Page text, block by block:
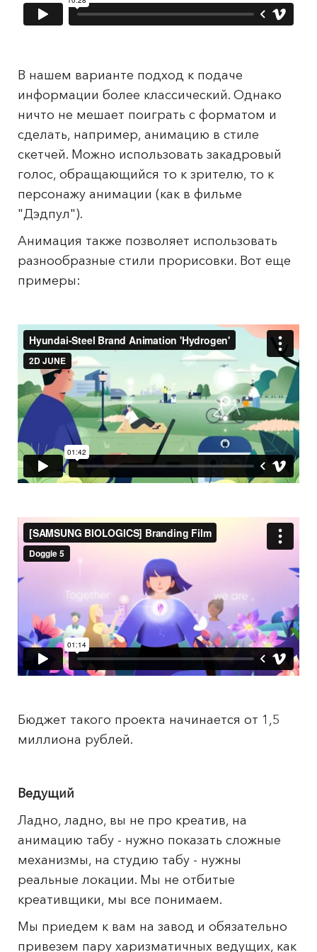
В нашем варианте подход к подаче
информации более классический. Однако
ничто не мешает поиграть с форматом и
сделать, например, анимацию в стиле
скетчей. Можно использовать закадровый
голос, обращающийся то к зрителю, то к
персонажу анимации (как в фильме
"Дэдпул").
Анимация также позволяет использовать
разнообразные стили прорисовки. Вот еще
примеры:
Бюджет такого проекта начинается от 1,5
миллиона рублей.
Ведущий
Ладно, ладно, вы не про креатив, на
анимацию табу - нужно показать сложные
механизмы, на студию табу - нужны
реальные локации. Мы не отбитые
креативщики, мы все понимаем.
Мы приедем к вам на завод и обязательно
привезем пару харизматичных ведущих, как